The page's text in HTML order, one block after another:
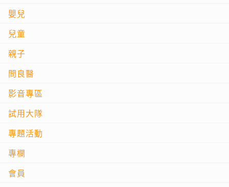
嬰兒
兒童
親子
問良醫
影音專區
試用大隊
專題活動
專欄
會員